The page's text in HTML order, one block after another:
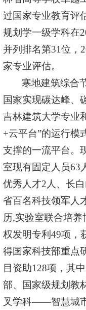
过国家专业教育评
规划学一级学科在
并列排名第31位，
家专业评估。
寒地建筑综合
国家实现碳达峰、
吉林建筑大学专业
+云平台”的运行模
支撑的一流平台。
室现有固定人员63
优秀人才2人、长
省百名科技领军人
历,实验室联合培
权发明专利49项，
得国家科技部重点
目资助128项，其
部、国家级规划教
叉学科——智慧城市